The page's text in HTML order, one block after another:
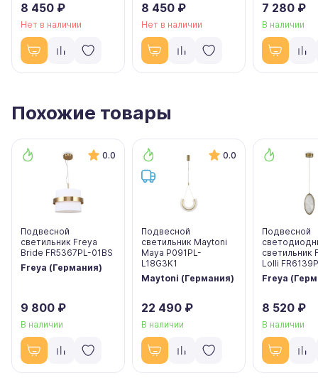
8 450 ₽
Нет в наличии
8 450 ₽
Нет в наличии
7 280 ₽
В наличии
Похожие товары
0.0
Подвесной
светильник Freya
Bride FR5367PL-01BS
Freya (Германия)
9 800 ₽
В наличии
0.0
Подвесной
светильник Maytoni
Maya P091PL-
L18G3K1
Maytoni (Германия)
22 490 ₽
В наличии
Подвесной
светильник
Lolli
Freya
8 520 ₽
В наличии